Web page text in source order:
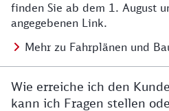
finden Sie ab dem 1. August
angegebenen Link.
Mehr zu Fahrplänen und
Wie erreiche ich den
kann ich Fragen stellen